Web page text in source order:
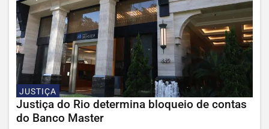
JUSTIÇA
Justiça do Rio determina bloqueio de contas
do Banco Master